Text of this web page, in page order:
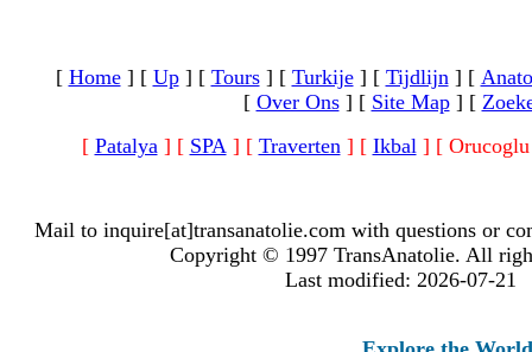
[ Home] [ Up] [ Tours] [ Turkije] [ Tijdlijn] [
[ Over Ons] [ Site Map] [
[ Patalya] [ SPA] [ Traverten] [ Ikbal] [
Mail to inquire[at]transanatolie.com with questions or
Copyright © 1997 TransAnatolie. All
Last modified: 2026-07-21